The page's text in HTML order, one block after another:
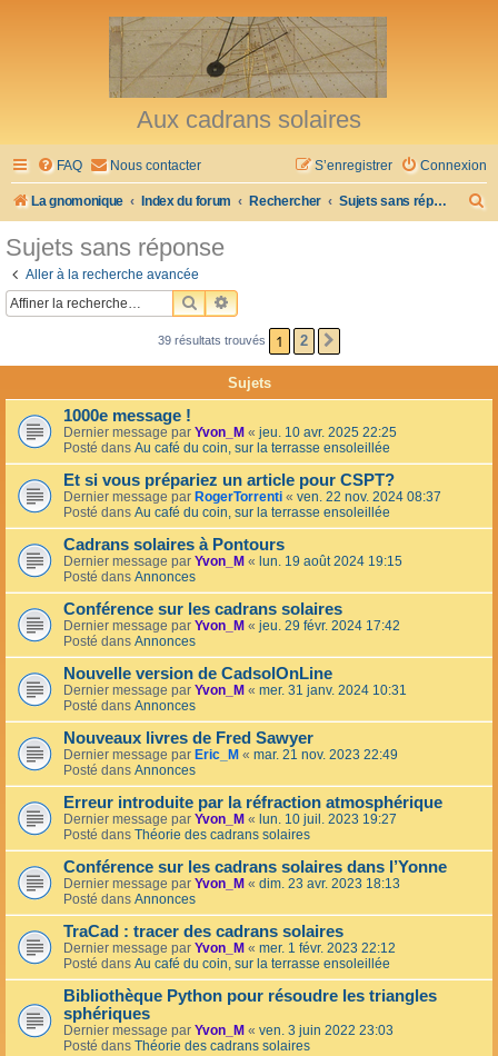
Aux cadrans solaires
FAQ Nous contacter Connexion
S’enregistrer
La gnomonique Index du forum Rechercher Sujets sans réponse
h
r
Sujets sans réponse
Aller à la recherche avancée
RECHERCHER
RECHERCHE AVANCÉE
39 résultats trouvés 1 2
Sujets
1000e message !
Dernier message par Yvon_M « jeu. 10 avr. 2025 22:25
Posté dans Au café du coin, sur la terrasse ensoleillée
Et si vous prépariez un article pour CSPT?
Dernier message par RogerTorrenti « ven. 22 nov. 2024 08:37
Posté dans Au café du coin, sur la terrasse ensoleillée
Cadrans solaires à Pontours
Dernier message par Yvon_M « lun. 19 août 2024 19:15
Posté dans Annonces
Conférence sur les cadrans solaires
Dernier message par Yvon_M « jeu. 29 févr. 2024 17:42
Posté dans Annonces
Nouvelle version de CadsolOnLine
Dernier message par Yvon_M « mer. 31 janv. 2024 10:31
Posté dans Annonces
Nouveaux livres de Fred Sawyer
Dernier message par Eric_M « mar. 21 nov. 2023 22:49
Posté dans Annonces
Erreur introduite par la réfraction atmosphérique
Dernier message par Yvon_M « lun. 10 juil. 2023 19:27
Posté dans Théorie des cadrans solaires
Conférence sur les cadrans solaires dans l’Yonne
Dernier message par Yvon_M « dim. 23 avr. 2023 18:13
Posté dans Annonces
TraCad : tracer des cadrans solaires
Dernier message par Yvon_M « mer. 1 févr. 2023 22:12
Posté dans Au café du coin, sur la terrasse ensoleillée
Bibliothèque Python pour résoudre les triangles
sphériques
Dernier message par Yvon_M « ven. 3 juin 2022 23:03
Posté dans Théorie des cadrans solaires